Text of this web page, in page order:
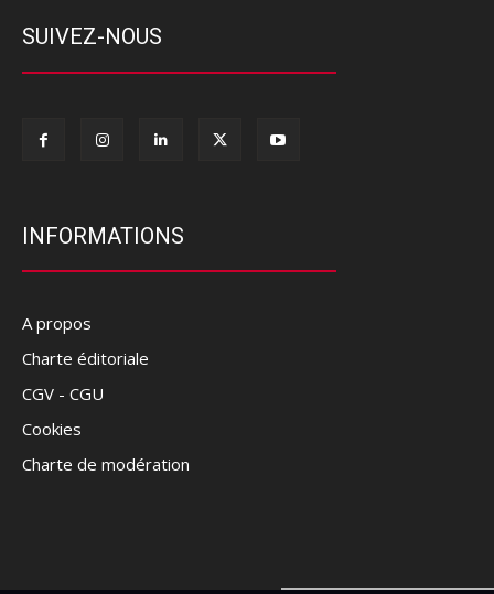
SUIVEZ-NOUS
INFORMATIONS
A propos
Charte éditoriale
CGV - CGU
Cookies
Charte de modération